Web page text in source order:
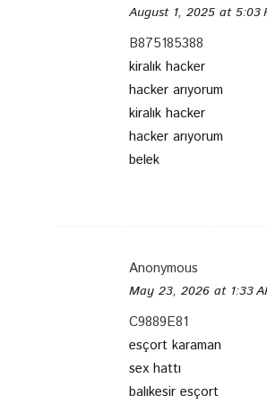
August 1, 2025 at 5:03
B875185388
kiralık hacker
hacker arıyorum
kiralık hacker
hacker arıyorum
belek
Anonymous
May 23, 2026 at 1:33
C9889E81
esçort karaman
sex hattı
balıkesir esçort